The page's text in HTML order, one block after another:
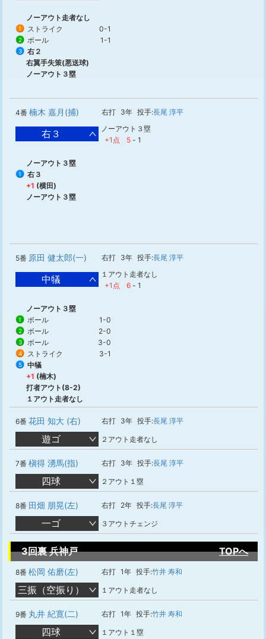
ノーアウト走者なし
1 ストライク 0-1
2 ボール 1-1
3
右２
右翼手失策(悪送球)
ノーアウト３塁
4番 楠木 嘉月(捕) 右打 3年 投手:長尾 淳平
右３
ノーアウト３塁
+1点
5 - 1
ノーアウト３塁
1
右３
+1 (横田)
ノーアウト３塁
5番 原田 健太郎(一) 右打 3年 投手:長尾 淳平
中犠
１アウト走者なし
+1点
6 - 1
ノーアウト３塁
1 ボール 1-0
2 ボール 2-0
3 ボール 3-0
4 ストライク 3-1
5
中犠
+1 (楠木)
打者アウト(8-2)
１アウト走者なし
6番 花田 知大 (右) 右打 3年 投手:長尾 淳平
遊ゴ ２アウト走者なし
7番 槇得 湧馬(指) 右打 3年 投手:長尾 淳平
四球 ２アウト１塁
8番 田畑 朋晃(左) 右打 2年 投手:長尾 淳平
一ゴ ３アウトチェンジ
3回裏 兵神戸 TOPへ
8番 松岡 佑磨(左) 右打 1年 投手:竹井 寿和
三振（空振り） １アウト走者なし
9番 丸井 紀寛(二) 右打 1年 投手:竹井 寿和
四球 １アウト１塁